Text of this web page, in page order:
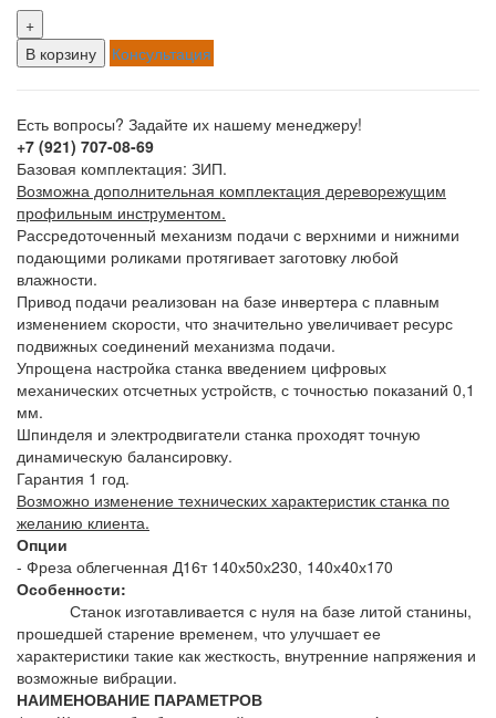
+
В корзину
Консультация
Есть вопросы? Задайте их нашему менеджеру!
+7 (921) 707-08-69
Базовая комплектация: ЗИП.
Возможна дополнительная комплектация дереворежущим
профильным инструментом.
Рассредоточенный механизм подачи с верхними и нижними
подающими роликами протягивает заготовку любой
влажности.
Привод подачи реализован на базе инвертера с плавным
изменением скорости, что значительно увеличивает ресурс
подвижных соединений механизма подачи.
Упрощена настройка станка введением цифровых
механических отсчетных устройств, с точностью показаний 0,1
мм.
Шпинделя и электродвигатели станка проходят точную
динамическую балансировку.
Гарантия 1 год.
Возможно изменение технических характеристик станка по
желанию клиента.
Опции
- Фреза облегченная Д16т 140х50х230, 140х40х170
Особенности:
Станок изготавливается с нуля на базе литой станины,
прошедшей старение временем, что улучшает ее
характеристики такие как жесткость, внутренние напряжения и
возможные вибрации.
НАИМЕНОВАНИЕ ПАРАМЕТРОВ